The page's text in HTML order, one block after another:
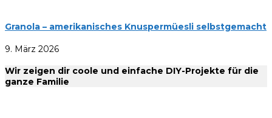
Granola – amerikanisches Knuspermüesli selbstgemacht
9. März 2026
Wir zeigen dir coole und einfache DIY-Projekte für die
ganze Familie